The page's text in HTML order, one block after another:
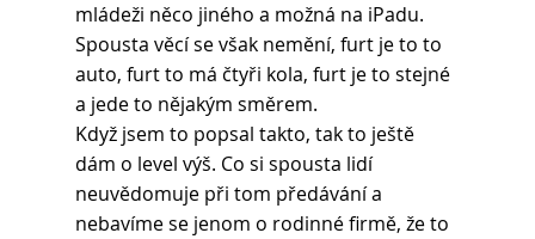
mládeži něco jiného a možná na iPadu.
Spousta věcí se však nemění, furt je to to
auto, furt to má čtyři kola, furt je to stejné
a jede to nějakým směrem.
Když jsem to popsal takto, tak to ještě
dám o level výš. Co si spousta lidí
neuvědomuje při tom předávání a
nebavíme se jenom o rodinné firmě, že to